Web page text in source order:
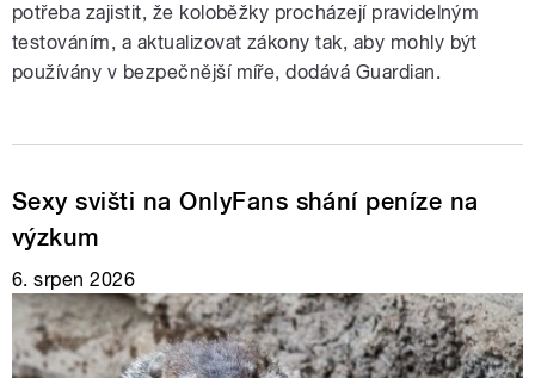
potřeba zajistit, že koloběžky procházejí pravidelným
testováním, a aktualizovat zákony tak, aby mohly být
používány v bezpečnější míře, dodává Guardian.
Sexy svišti na OnlyFans shání peníze na
výzkum
6. srpen 2026